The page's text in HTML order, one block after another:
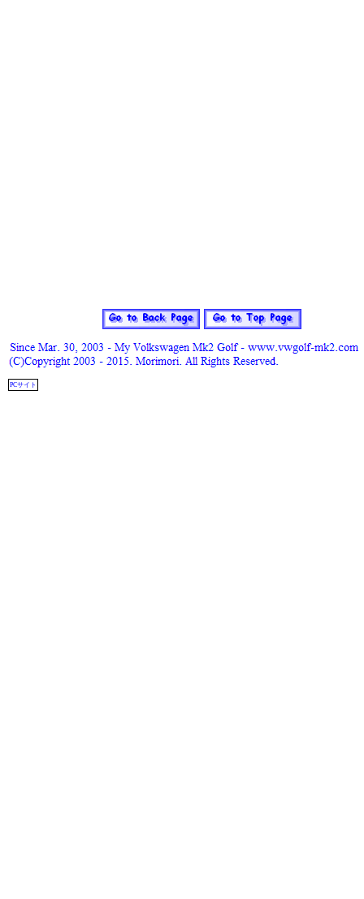
PCサイト